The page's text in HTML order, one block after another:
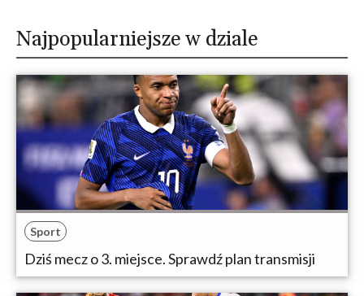
Najpopularniejsze w dziale
Sport
Dziś mecz o 3. miejsce. Sprawdź plan transmisji